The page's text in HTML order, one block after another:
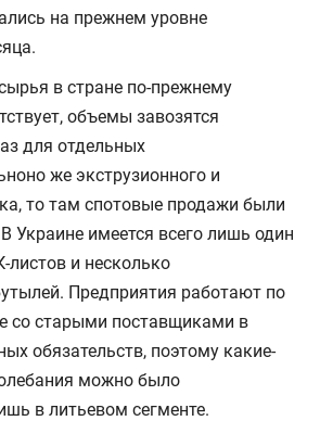
на прежнем уровне
в стране по-прежнему
объемы завозятся
для отдельных
же экструзионного и
то там спотовые продажи были
Украине имеется всего лишь один
листов и несколько
Предприятия работают по
со старыми поставщиками в
обязательств, поэтому какие-
можно было
в литьевом сегменте.